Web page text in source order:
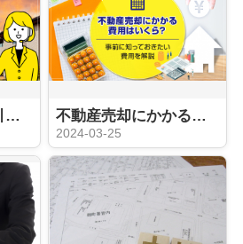
不動産の売却が長引く原因は？その対処法とかかる期間も解説 不動産売却にかかる費用はいくら？事前に知っておきたい費用を解説
2024-03-25